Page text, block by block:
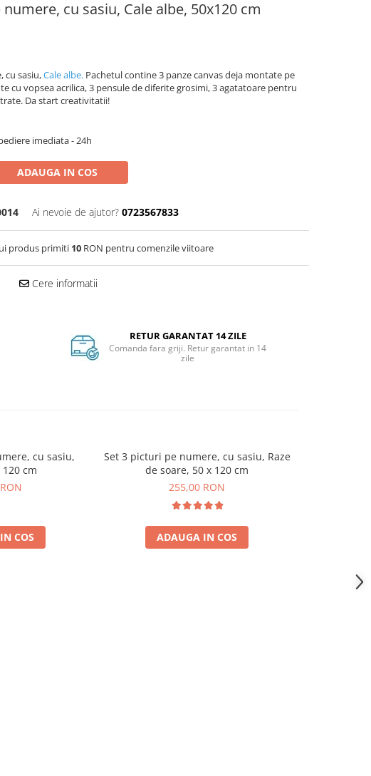
cu sasiu, Cale albe, 50x120 cm
cu sasiu,Cale albe. Pachetul contine 3 panze canvas deja montate pe
cu vopsea acrilica, 3 pensule de diferite grosimi, 3 agatatoare pentru
Da start creativitatii!
imediata - 24h
ADAUGA IN COS
Ai nevoie de ajutor? 0723567833
produs primiti 10 RON pentru comenzile viitoare
Cere informatii
RETUR GARANTAT 14 ZILE
Comanda fara griji. Retur garantat in 14
zile
cu sasiu,
120 cm
COS
Set 3 picturi pe numere, cu sasiu, Raze
de soare, 50 x 120 cm
255,00 RON
ADAUGA IN COS